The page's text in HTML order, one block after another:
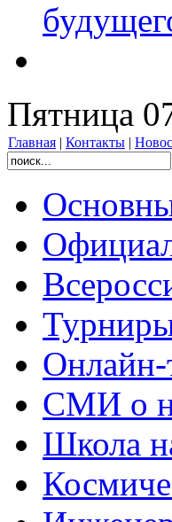
Пятница
Главная | Контакты |
Онлайн-
СМИ о
Школа